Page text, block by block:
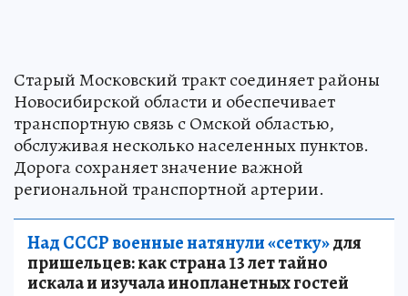
Старый Московский тракт соединяет районы
Новосибирской области и обеспечивает
транспортную связь с Омской областью,
обслуживая несколько населенных пунктов.
Дорога сохраняет значение важной
региональной транспортной артерии.
Над СССР военные натянули «сетку»для
пришельцев: как страна 13 лет тайно
искала и изучала инопланетных гостей